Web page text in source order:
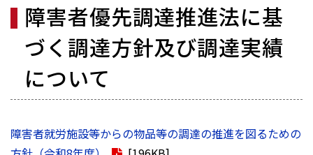
障害者優先調達推進法に基
づく調達方針及び調達実績
について
障害者就労施設等からの物品等の調達の推進を図るための